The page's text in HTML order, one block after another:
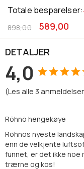
Totale besparelser:
589,00
898,00
DETALJER
4,0
(Les alle 3anmeldelser
Röhnö hengekøye
Röhnös nyeste
enn de velkjente
funnet, er det ikke noe
trærne og kos!